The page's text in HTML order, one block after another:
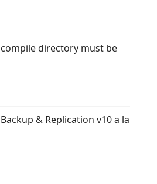
directory must be
& Replication v10 a la